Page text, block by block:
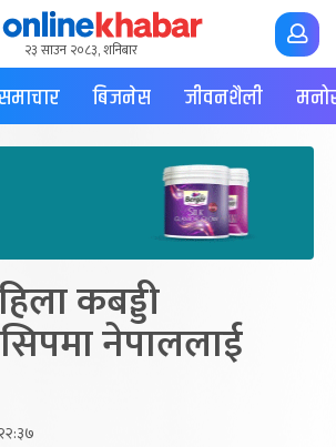
२३ साउन २०८३, शनिबार
बिजनेस जीवनशैली
कबड्डी
नेपाललाई